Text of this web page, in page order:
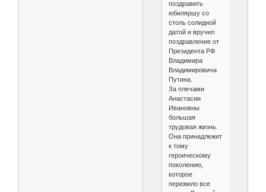
поздравить
юбиляршу со
столь солидной
датой и вручил
поздравление от
Президента РФ
Владимира
Владимировича
Путина.
За плечами
Анастасии
Ивановны
большая
трудовая жизнь.
Она принадлежит
к тому
героическому
поколению,
которое
пережило все